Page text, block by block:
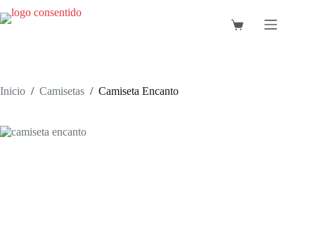
al
Carro
Inicio / Camisetas / Camiseta Encanto